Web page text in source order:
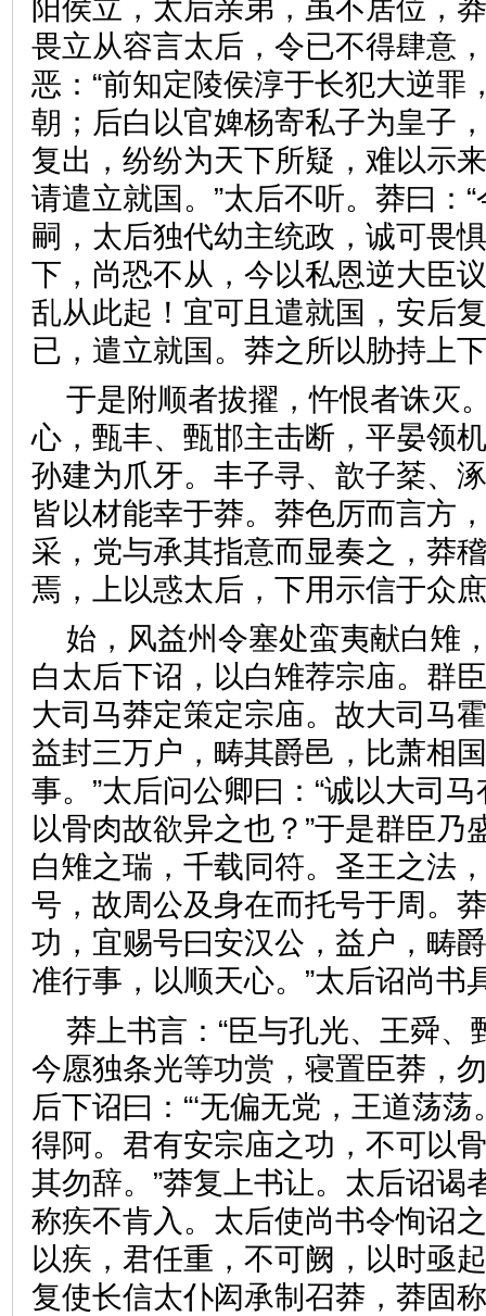
阳侯立，太后亲弟，虽不居位，
畏立从容言太后，令已不得肆意
恶：“前知定陵侯淳于长犯大逆罪
朝；后白以官婢杨寄私子为皇子
复出，纷纷为天下所疑，难以示
请遣立就国。”太后不听。莽曰：
嗣，太后独代幼主统政，诚可畏
下，尚恐不从，今以私恩逆大臣
乱从此起！宜可且遣就国，安后
已，遣立就国。莽之所以胁持
于是附顺者拔擢，忤恨者诛灭
心，甄丰、甄邯主击断，平晏领
孙建为爪牙。丰子寻、歆子棻、
皆以材能幸于莽。莽色厉而言方
采，党与承其指意而显奏之，莽
焉，上以惑太后，下用示信
始，风益州令塞处蛮夷献白雉
白太后下诏，以白雉荐宗庙。群
大司马莽定策定宗庙。故大司马
益封三万户，畴其爵邑，比萧相
事。”太后问公卿曰：“诚以大司
以骨肉故欲异之也？”于是群臣乃
白雉之瑞，千载同符。圣王之法
号，故周公及身在而托号于周。
功，宜赐号曰安汉公，益户，畴
准行事，以顺天心。”太后诏
莽上书言：“臣与孔光、王舜、
今愿独条光等功赏，寝置臣莽，
后下诏曰：“‘无偏无党，王道荡荡
得阿。君有安宗庙之功，不可以
其勿辞。”莽复上书让。太后诏谒
称疾不肯入。太后使尚书令恂诏
以疾，君任重，不可阙，以时亟
复使长信太仆闳承制召莽，莽固